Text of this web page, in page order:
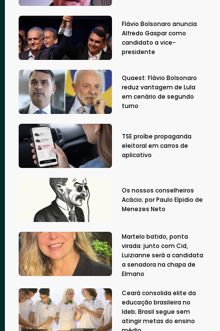
Flávio Bolsonaro anuncia
Alfredo Gaspar como
candidato a vice-
presidente
Quaest: Flávio Bolsonaro
reduz vantagem de Lula
em cenário de segundo
turno
TSE proíbe propaganda
eleitoral em carros de
aplicativo
Os nossos conselheiros
Acácio; por Paulo Elpidio de
Menezes Neto
Martelo batido, ponta
virada: junto com Cid,
Luizianne será a candidata
a senadora na chapa de
Elmano
Ceará consolida elite da
educação brasileira no
Ideb; Brasil segue sem
atingir metas do ensino